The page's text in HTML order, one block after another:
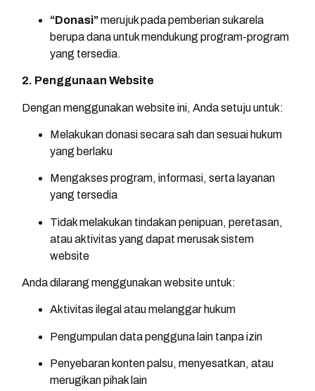
“Donasi”merujuk pada pemberian sukarela
berupa dana untuk mendukung program-program
yang tersedia.
2. Penggunaan Website
Dengan menggunakan website ini, Anda setuju untuk:
Melakukan donasi secara sah dan sesuai hukum
yang berlaku
Mengakses program, informasi, serta layanan
yang tersedia
Tidak melakukan tindakan penipuan, peretasan,
atau aktivitas yang dapat merusak sistem
website
Anda dilarang menggunakan website untuk:
Aktivitas ilegal atau melanggar hukum
Pengumpulan data pengguna lain tanpa izin
Penyebaran konten palsu, menyesatkan, atau
merugikan pihak lain